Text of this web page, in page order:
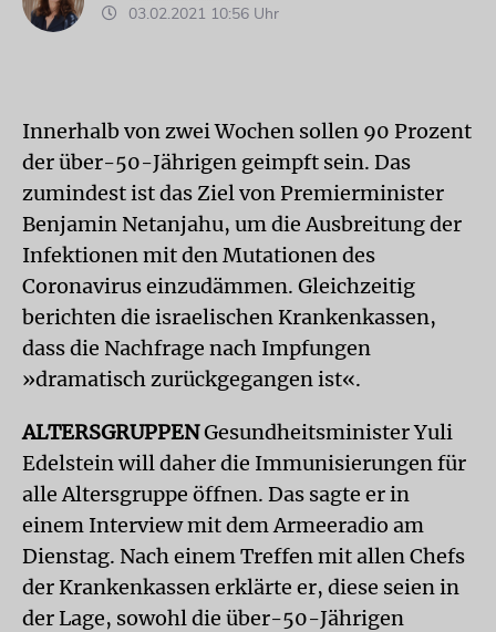
03.02.2021 10:56 Uhr
Innerhalb von zwei Wochen sollen 90 Prozent
der über-50-Jährigen geimpft sein. Das
zumindest ist das Ziel von Premierminister
Benjamin Netanjahu, um die Ausbreitung der
Infektionen mit den Mutationen des
Coronavirus einzudämmen. Gleichzeitig
berichten die israelischen Krankenkassen,
dass die Nachfrage nach Impfungen
»dramatisch zurückgegangen ist«.
ALTERSGRUPPENGesundheitsminister Yuli
Edelstein will daher die Immunisierungen für
alle Altersgruppe öffnen. Das sagte er in
einem Interview mit dem Armeeradio am
Dienstag. Nach einem Treffen mit allen Chefs
der Krankenkassen erklärte er, diese seien in
der Lage, sowohl die über-50-Jährigen